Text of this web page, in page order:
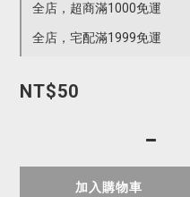
全店，超商滿1000免運
全店，宅配滿1999免運
NT$50
加入購物車